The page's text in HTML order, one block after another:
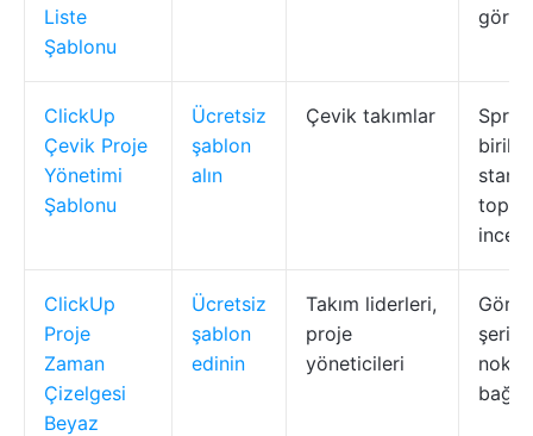
Liste
Şablonu
ClickUp
Çevik Proje
Yönetimi
Şablonu
Ücretsiz
şablon
alın
Çevik takımlar
ClickUp
Proje
Zaman
Çizelgesi
Beyaz
Ücretsiz
şablon
edinin
Takım liderleri,
proje
yöneticileri